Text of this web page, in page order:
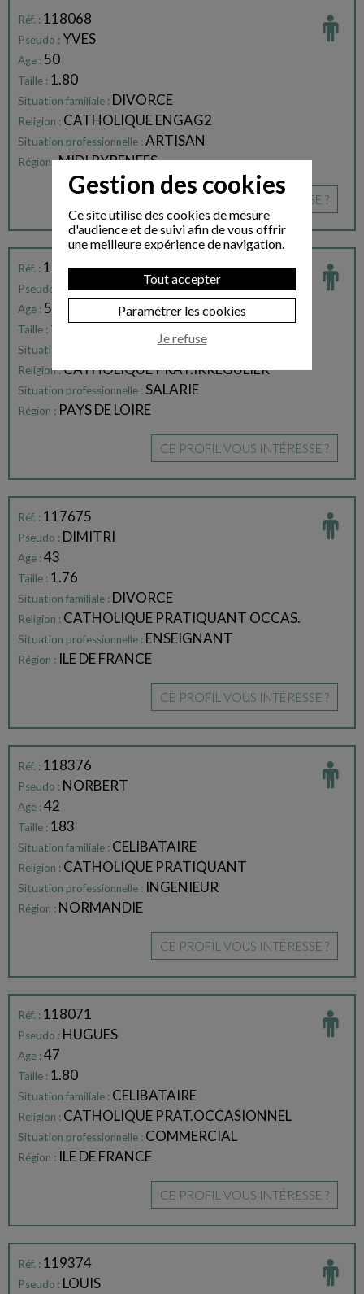
Réf. : 118068
Pseudo :YVES
Age : 50
Taille : 1.80
Situation familiale : DIVORCE
Religion : CATHOLIQUE ENGAG2
Situation professionnelle :ARTISAN
Région :MIDI PYRENEES
CE PROFIL VOUS INTÉRESSE ?
Réf. : 118167
Pseudo : YVES
Age : 51
Taille : 1.81
Situation familiale : CELIBATAIRE
Religion :CATHOLIQUE PRAT.IRREGULIER
Situation professionnelle :SALARIE
Région : PAYS DE LOIRE
CE PROFIL VOUS INTÉRESSE ?
Réf. : 117675
Pseudo : DIMITRI
Age :43
Taille : 1.76
Situation familiale : DIVORCE
Religion : CATHOLIQUE PRATIQUANT OCCAS.
Situation professionnelle : ENSEIGNANT
Région : ILE DE FRANCE
CE PROFIL VOUS INTÉRESSE ?
Réf. : 118376
Pseudo : NORBERT
Age :42
Taille : 183
Situation familiale : CELIBATAIRE
Religion : CATHOLIQUE PRATIQUANT
Situation professionnelle : INGENIEUR
Région : NORMANDIE
CE PROFIL VOUS INTÉRESSE ?
Réf. : 118071
Pseudo : HUGUES
Age :47
Taille : 1.80
Situation familiale : CELIBATAIRE
Religion : CATHOLIQUE PRAT.OCCASIONNEL
Situation professionnelle : COMMERCIAL
Région : ILE DE FRANCE
CE PROFIL VOUS INTÉRESSE ?
Réf. : 119374
Pseudo : LOUIS
Gestion des cookies
Ce site utilise des cookies de mesure
d'audience et de suivi afin de vous offrir
une meilleure expérience de navigation.
Tout accepter
Paramétrer les cookies
Je refuse